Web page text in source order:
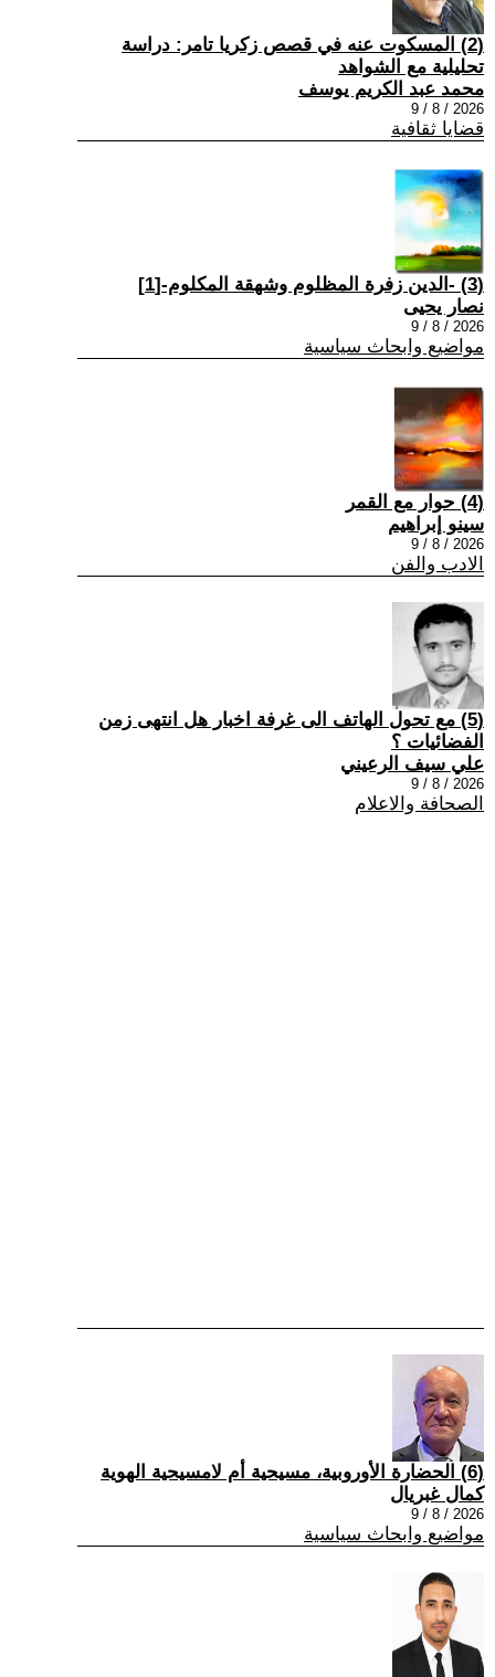
(2) المسكوت عنه في قصص زكريا تامر: دراسة
تحليلية مع الشواهد
محمد عبد الكريم يوسف
2026 / 8 / 9
قضايا ثقافية
(3) -الدين زفرة المظلوم وشهقة المكلوم-[1]
نصار يحيى
2026 / 8 / 9
مواضيع وابحاث سياسية
(4) حوار مع القمر
سينو إبراهيم
2026 / 8 / 9
الادب والفن
(5) مع تحول الهاتف الى غرفة اخبار هل انتهى زمن
الفضائيات ؟
علي سيف الرعيني
2026 / 8 / 9
الصحافة والاعلام
(6) الحضارة الأوروبية، مسيحية أم لامسيحية الهوية
كمال غبريال
2026 / 8 / 9
مواضيع وابحاث سياسية